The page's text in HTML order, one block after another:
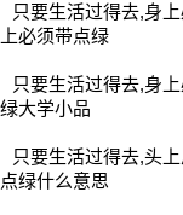
只要生活过得去,身
上必须带点绿
只要生活过得去,身
绿大学小品
只要生活过得去,头
点绿什么意思